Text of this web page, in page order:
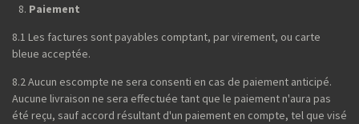
Paiement
8.1 Les factures sont payables comptant, par virement, ou carte
bleue acceptée.
8.2 Aucun escompte ne sera consenti en cas de paiement anticipé.
Aucune livraison ne sera effectuée tant que le paiement n'aura pas
été reçu, sauf accord résultant d'un paiement en compte, tel que visé